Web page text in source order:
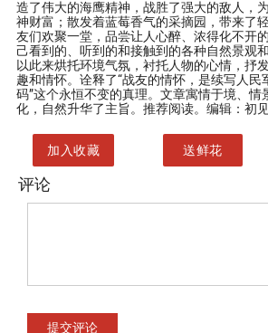
造了伟大的海鹰精神，战胜了强大的敌人，
神财富；散发着蓝莓香气的采摘园，带来了
友们欢聚一堂，品尝让人心醉、浓得化不开
己看到的、听到的和接触到的各种自然景观
以此来烘托环境气氛，衬托人物的心情，抒
趣和情怀。诠释了“战友的情怀，是续写人民
码”这个永恒不变的真理。文章寓情于境、情
化，自然升华了主旨。推荐阅读。编辑：初
加入收藏 送鲜花
评论